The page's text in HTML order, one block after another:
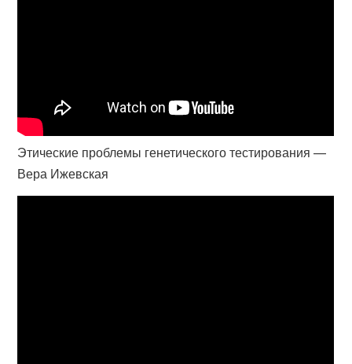
Этические проблемы генетического тестирования —
Вера Ижевская